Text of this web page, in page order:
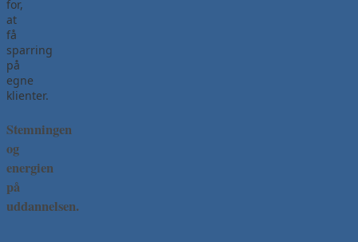
for,
at
få
sparring
på
egne
klienter.
Stemningen
og
energien
på
uddannelsen.